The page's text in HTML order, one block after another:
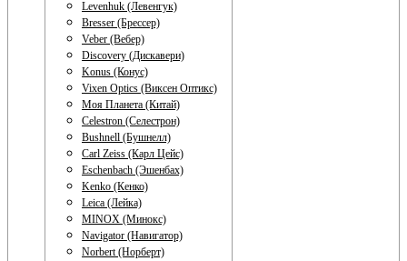
Levenhuk (Левенгук)
Bresser (Брессер)
Veber (Вебер)
Discovery (Дискавери)
Konus (Конус)
Vixen Optics (Виксен Оптикс)
Моя Планета (Китай)
Celestron (Селестрон)
Bushnell (Бушнелл)
Carl Zeiss (Карл Цейс)
Eschenbach (Эшенбах)
Kenko (Кенко)
Leica (Лейка)
MINOX (Минокс)
Navigator (Навигатор)
Norbert (Норберт)